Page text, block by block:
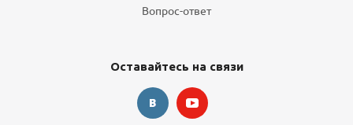
Вопрос-ответ
Оставайтесь на связи